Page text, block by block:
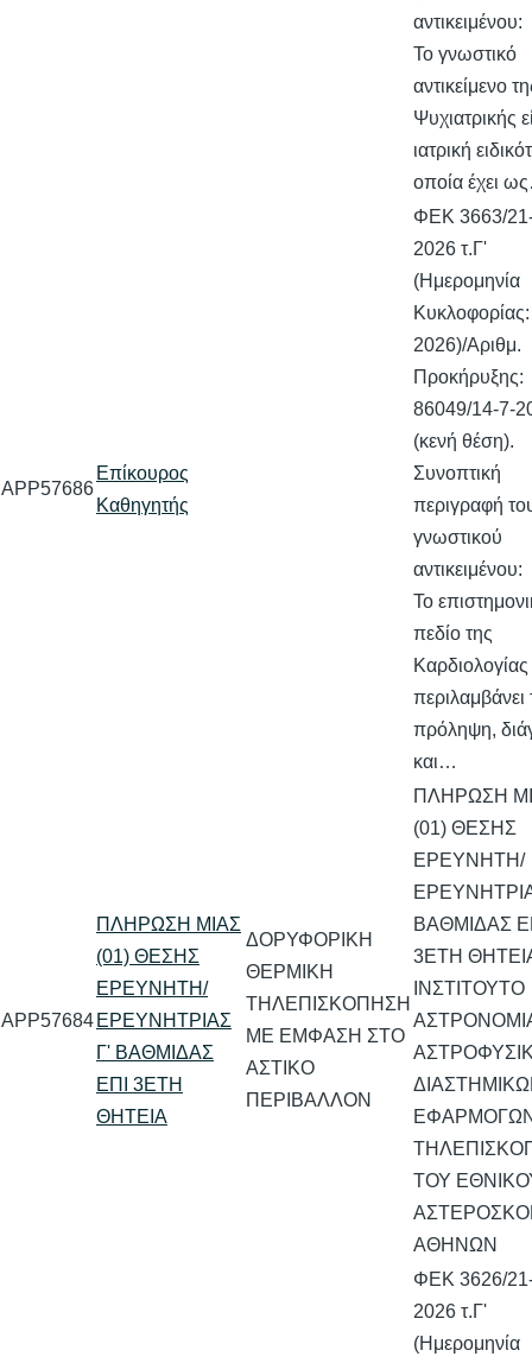
αντικειμένου:
Το γνωστικό
αντικείμενο
Ψυχιατρικής
ιατρική
οποία έχει
APP57686
Επίκουρος
Καθηγητής
ΦΕΚ 3663/
2026 τ.Γ'
(Ημερομηνία
2026)/Αριθμ.
Προκήρυξης:
86049/14-7-
(κενή θέση).
Συνοπτική
περιγραφή
γνωστικού
αντικειμένου:
Το
πεδίο της
Καρδιολογίας
περιλαμβάνει
πρόληψη,
και…
APP57684
ΠΛΗΡΩΣΗ ΜΙΑΣ
(01) ΘΕΣΗΣ
ΕΡΕΥΝΗΤΗ/
ΕΡΕΥΝΗΤΡΙΑΣ
Γ' ΒΑΘΜΙΔΑΣ
ΕΠΙ 3ΕΤΗ
ΘΗΤΕΙΑ
ΔΟΡΥΦΟΡΙΚΗ
ΘΕΡΜΙΚΗ
ΤΗΛΕΠΙΣΚΟΠΗΣΗ
ΜΕ ΕΜΦΑΣΗ ΣΤΟ
ΑΣΤΙΚΟ
ΠΕΡΙΒΑΛΛΟΝ
ΠΛΗΡΩΣΗ
(01) ΘΕΣΗΣ
ΕΡΕΥΝΗΤΗ/
ΒΑΘΜΙΔΑΣ
3ΕΤΗ
ΙΝΣΤΙΤΟΥΤΟ
ΤΟΥ
ΑΘΗΝΩΝ
ΦΕΚ 3626/
2026 τ.Γ'
(Ημερομηνία